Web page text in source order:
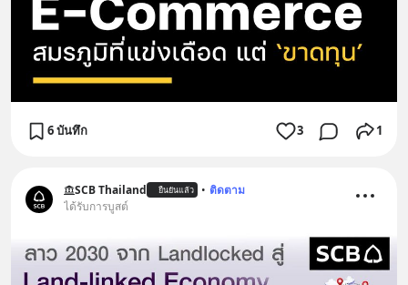
6 บันทึก 3 1
SCB Thailand ยืนยันแล้ว • ติดตาม
ได้รับการบูสต์